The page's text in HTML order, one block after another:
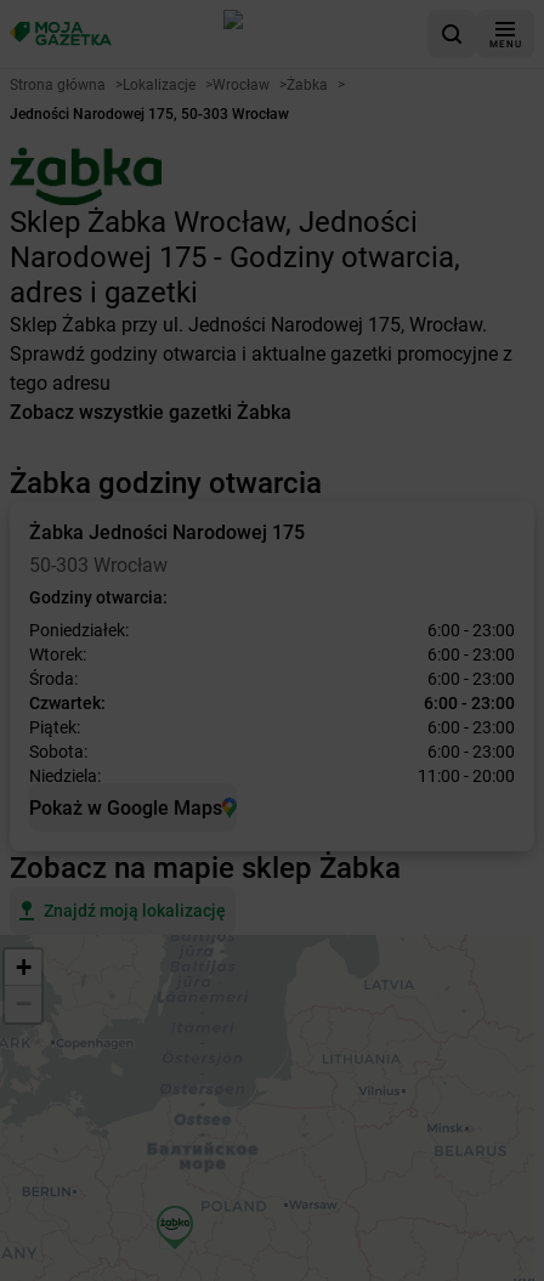
MENU
Strona główna >Lokalizacje >Wrocław >Żabka
>
Jedności Narodowej 175, 50-303 Wrocław
Sklep Żabka Wrocław, Jedności
Narodowej 175 - Godziny otwarcia,
adres i gazetki
Sklep Żabka przy ul. Jedności Narodowej 175, Wrocław.
Sprawdź godziny otwarcia i aktualne gazetki promocyjne z
tego adresu
Zobacz wszystkie gazetki Żabka
Żabka godziny otwarcia
Żabka Jedności Narodowej 175
50-303 Wrocław
Godziny otwarcia:
Poniedziałek:
6:00 - 23:00
Wtorek:
6:00 - 23:00
Środa:
6:00 - 23:00
Czwartek:
6:00 - 23:00
Piątek:
6:00 - 23:00
Sobota:
6:00 - 23:00
Niedziela:
11:00 - 20:00
Pokaż w Google Maps
Zobacz na mapie sklep Żabka
Znajdź moją lokalizację
+